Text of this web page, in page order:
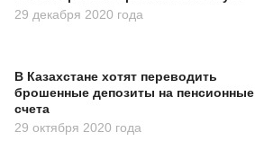
29 декабря 2020 года
В Казахстане хотят переводить
брошенные депозиты на пенсионные
счета
29 октября 2020 года